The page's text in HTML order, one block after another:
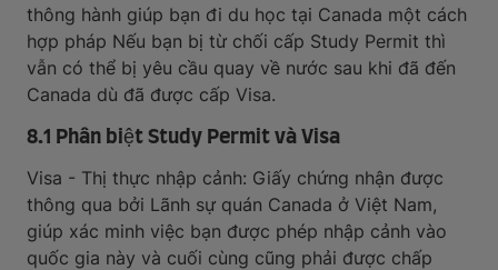
thông hành giúp bạn đi du học tại Canada một cách
hợp pháp Nếu bạn bị từ chối cấp Study Permit thì
vẫn có thể bị yêu cầu quay về nước sau khi đã đến
Canada dù đã được cấp Visa.
8.1 Phân biệt Study Permit và Visa
Visa - Thị thực nhập cảnh: Giấy chứng nhận được
thông qua bởi Lãnh sự quán Canada ở Việt Nam,
giúp xác minh việc bạn được phép nhập cảnh vào
quốc gia này và cuối cùng cũng phải được chấp